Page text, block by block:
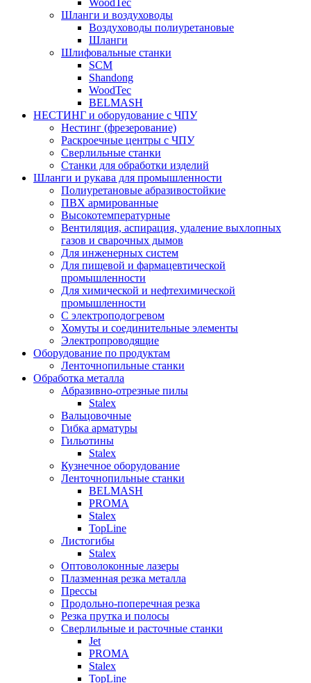
WoodTec
Шланги и воздуховоды
Воздуховоды полиуретановые
Шланги
Шлифовальные станки
SCM
Shandong
WoodTec
BELMASH
НЕСТИНГ и оборудование с ЧПУ
Нестинг (фрезерование)
Раскроечные центры с ЧПУ
Сверлильные станки
Станки для обработки изделий
Шланги и рукава для промышленности
Полиуретановые абразивостойкие
ПВХ армированные
Высокотемпературные
Вентиляция, аспирация, удаление выхлопных
газов и сварочных дымов
Для инженерных систем
Для пищевой и фармацевтической
промышленности
Для химической и нефтехимической
промышленности
С электроподогревом
Хомуты и соединительные элементы
Электропроводящие
Оборудование по продуктам
Ленточнопильные станки
Обработка металла
Абразивно-отрезные пилы
Stalex
Вальцовочные
Гибка арматуры
Гильотины
Stalex
Кузнечное оборудование
Ленточнопильные станки
BELMASH
PROMA
Stalex
TopLine
Листогибы
Stalex
Оптоволоконные лазеры
Плазменная резка металла
Прессы
Продольно-поперечная резка
Резка прутка и полосы
Сверлильные и расточные станки
Jet
PROMA
Stalex
TopLine